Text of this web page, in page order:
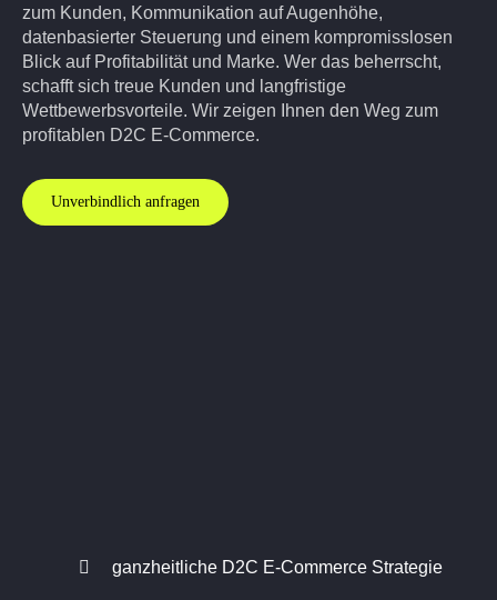
zum Kunden, Kommunikation auf Augenhöhe,
datenbasierter Steuerung und einem kompromisslosen
Blick auf Profitabilität und Marke. Wer das beherrscht,
schafft sich treue Kunden und langfristige
Wettbewerbsvorteile. Wir zeigen Ihnen den Weg zum
profitablen D2C E-Commerce.
Unverbindlich anfragen
ganzheitliche D2C E-Commerce Strategie